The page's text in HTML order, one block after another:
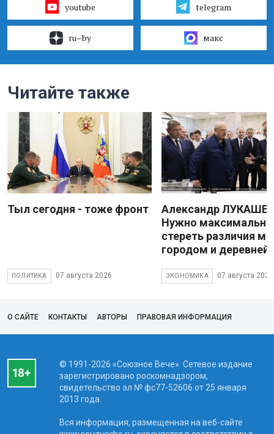
youtube telegram
ru–by макс
Читайте также
Тыл сегодня - тоже фронт
ПОЛИТИКА 07 августа 2026
Александр
Нужно максимально
стереть различия
городом и деревней
ЭКОНОМИКА 07 августа 2026
О САЙТЕ КОНТАКТЫ АВТОРЫ ПРАВОВАЯ ИНФОРМАЦИЯ
© 1991-2026 «Союзное Вече». Сетевое издание
зарегистрировано роскомнадзором,
свидетельство эл № фc77-52606 от 25 января
2013 года.
Вся информация, размещенная на веб-сайте